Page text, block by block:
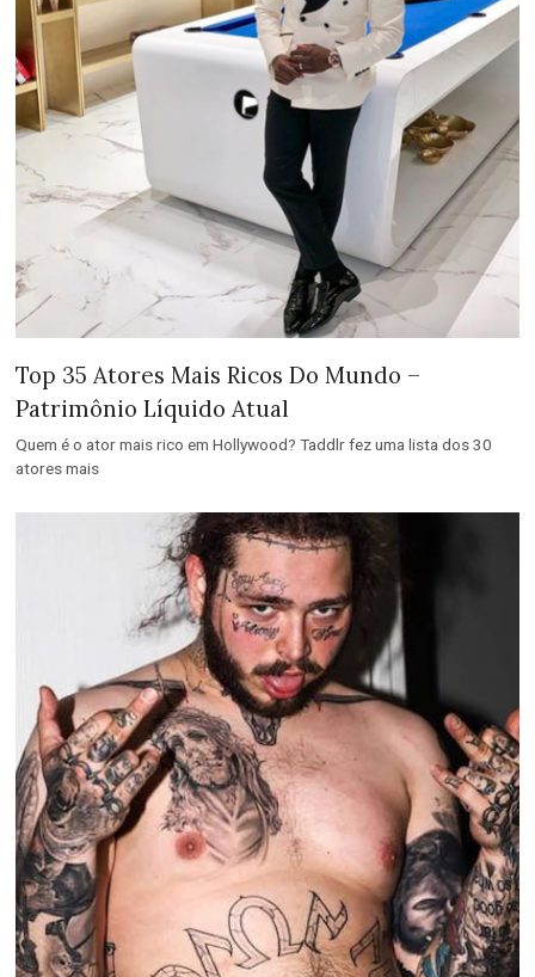
Top 35 Atores Mais Ricos Do Mundo –
Patrimônio Líquido Atual
Quem é o ator mais rico em Hollywood? Taddlr fez uma lista dos 30
atores mais